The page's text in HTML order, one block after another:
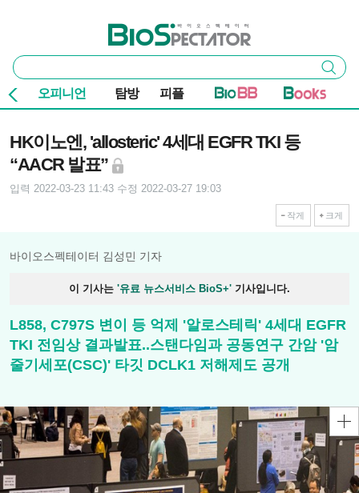
바이오스펙테이터
통
합
검
색
검색
오피니언 탐방 피플
HK이노엔, 'allosteric' 4세대 EGFR TKI 등
“AACR 발표”
입력 2022-03-23 11:43 수정 2022-03-27 19:03
작게 크게
바이오스펙테이터 김성민 기자
이 기사는 '유료 뉴스서비스 BioS+' 기사입니다.
L858, C797S 변이 등 억제 '알로스테릭' 4세대 EGFR
TKI 전임상 결과발표..스탠다임과 공동연구 간암 '암
줄기세포(CSC)' 타깃 DCLK1 저해제도 공개